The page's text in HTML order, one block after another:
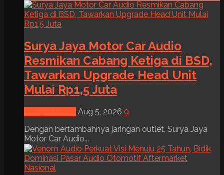
Surya Jaya Motor Car Audio
Resmikan Cabang Ketiga di BSD,
Tawarkan Upgrade Head Unit
Mulai Rp1,5 Juta
Aug 5, 2026 0
Dengan bertambahnya jaringan outlet, Surya Jaya
Motor Car Audio...